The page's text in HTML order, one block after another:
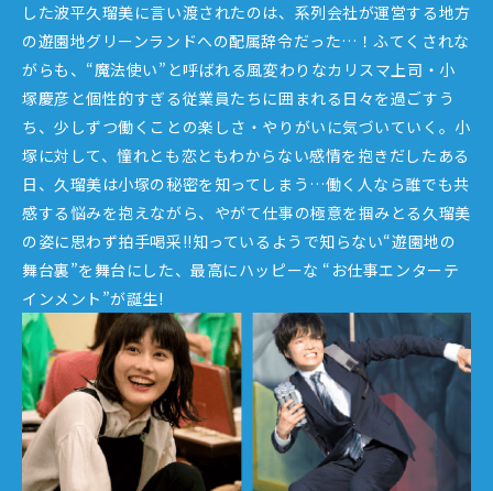
した波平久瑠美に言い渡されたのは、系列会社が運営する地方
の遊園地グリーンランドへの配属辞令だった…！ふてくされな
がらも、“魔法使い”と呼ばれる風変わりなカリスマ上司・小
塚慶彦と個性的すぎる従業員たちに囲まれる日々を過ごすう
ち、少しずつ働くことの楽しさ・やりがいに気づいていく。小
塚に対して、憧れとも恋ともわからない感情を抱きだしたある
日、久瑠美は小塚の秘密を知ってしまう…働く人なら誰でも共
感する悩みを抱えながら、やがて仕事の極意を掴みとる久瑠美
の姿に思わず拍手喝采!!知っているようで知らない“遊園地の
舞台裏”を舞台にした、最高にハッピーな “お仕事エンターテ
インメント”が誕生!